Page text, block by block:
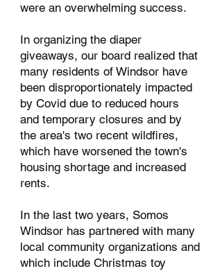
were an overwhelming success.
In organizing the diaper
giveaways, our board realized that
many residents of Windsor have
been disproportionately impacted
by Covid due to reduced hours
and temporary closures and by
the area's two recent wildfires,
which have worsened the town's
housing shortage and increased
rents.
In the last two years, Somos
Windsor has partnered with many
local community organizations and
which include Christmas toy